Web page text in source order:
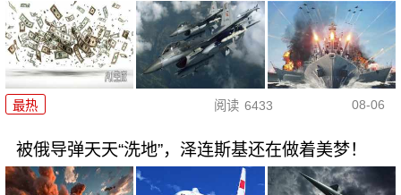
最热 阅读 6433 08-06
被俄导弹天天“洗地”，泽连斯基还在做着美梦！